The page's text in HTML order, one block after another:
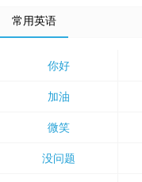
常用英语
你好
加油
微笑
没问题